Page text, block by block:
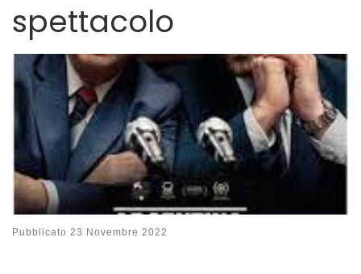
spettacolo
Pubblicato 23 Novembre 2022